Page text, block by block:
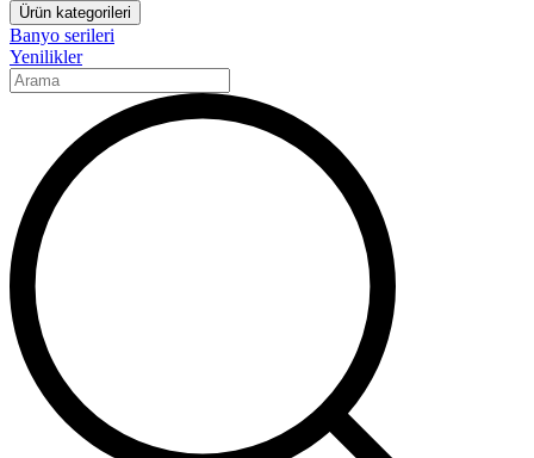
Ürün kategorileri
Banyo serileri
Yenilikler